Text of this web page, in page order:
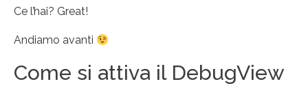
Ce l’hai? Great!
Andiamo avanti
Come si attiva il DebugView